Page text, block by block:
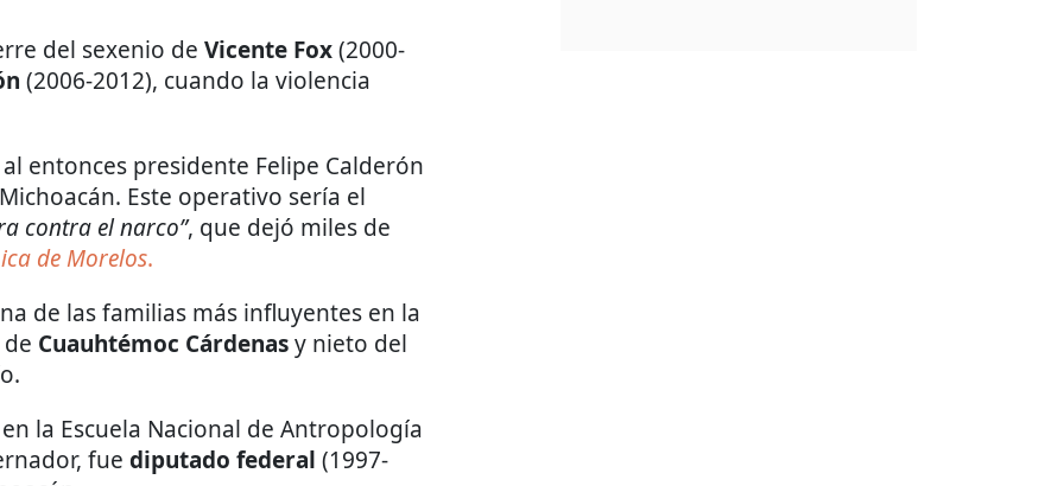
del sexenio de Vicente Fox(2000-
(2006-2012), cuando la violencia
entonces presidente Felipe Calderón
Este operativo sería el
contra el narco”, que dejó miles de
de Morelos.
de las familias más influyentes en la
Cuauhtémoc Cárdenasy nieto del
la Escuela Nacional de Antropología
fue diputado federal (1997-